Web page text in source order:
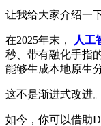
让我给大家介绍一
在2025年末， 人工
秒、带有融化手指
能够生成本地原生
这不是渐进式改进
如今，你可以借助